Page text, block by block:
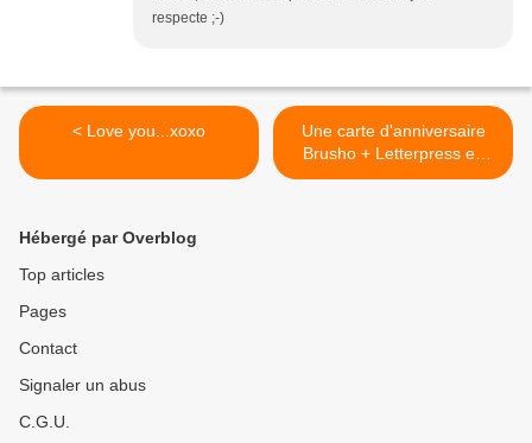
respecte ;-)
< Love you...xoxo
Une carte d'anniversaire
Brusho + Letterpress en
vidéo {DT Inspiration
Hébergé par Overblog
Top articles
Pages
Contact
Signaler un abus
C.G.U.